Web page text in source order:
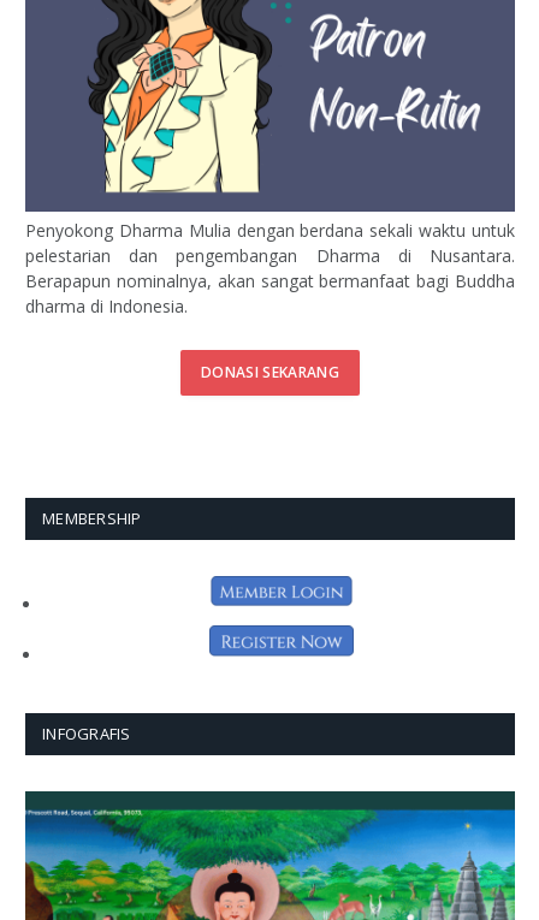
Penyokong Dharma Mulia dengan berdana sekali waktu untuk
pelestarian dan pengembangan Dharma di Nusantara.
Berapapun nominalnya, akan sangat bermanfaat bagi Buddha
dharma di Indonesia.
DONASI SEKARANG
MEMBERSHIP
INFOGRAFIS